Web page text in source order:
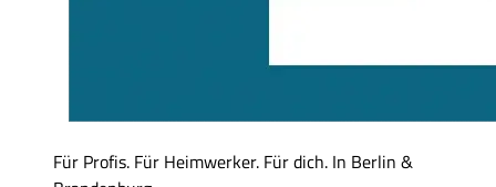
Für Profis. Für Heimwerker. Für dich. In Berlin &